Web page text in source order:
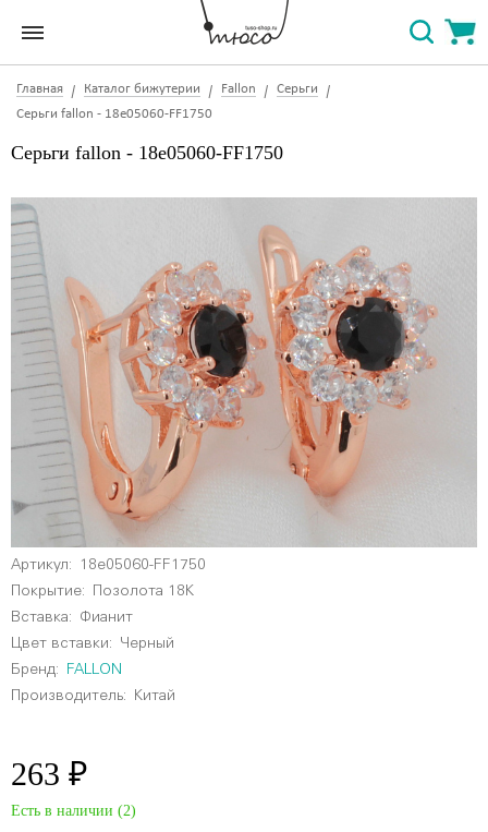
Главная Каталог бижутерии Fallon
Серьги
Серьги fallon - 18e05060-FF1750
Серьги fallon - 18e05060-FF1750
Артикул:
18e05060-FF1750
Покрытие: Позолота 18К
Вставка: Фианит
Цвет вставки:
Черный
Бренд:
FALLON
Производитель: Китай
263 ₽
Есть в наличии (2)